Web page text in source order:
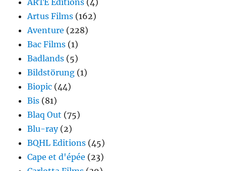
ARTE Editions (4)
Artus Films (162)
Aventure (228)
Bac Films (1)
Badlands (5)
Bildstörung (1)
Biopic (44)
Bis (81)
Blaq Out (75)
Blu-ray(2)
BQHL Editions (45)
Cape et d'épée (23)